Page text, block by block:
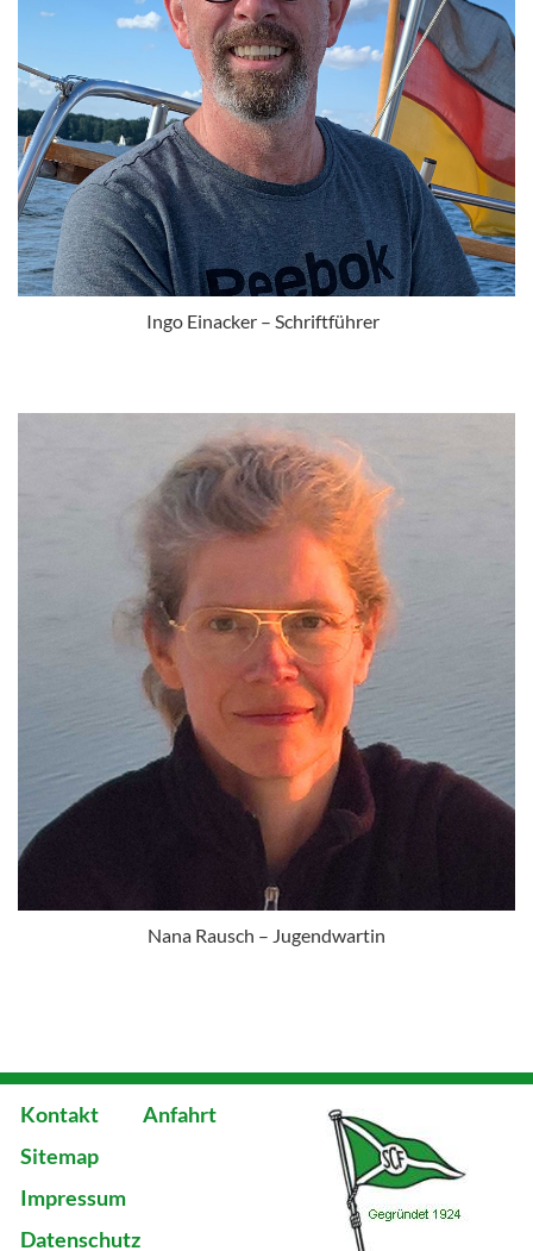
Ingo Einacker – Schriftführer
Nana Rausch – Jugendwartin
Kontakt
Anfahrt
Sitemap
Impressum
Datenschutz